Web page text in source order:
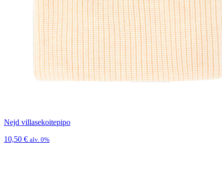
Nejd villasekoitepipo
10,50 € alv. 0%